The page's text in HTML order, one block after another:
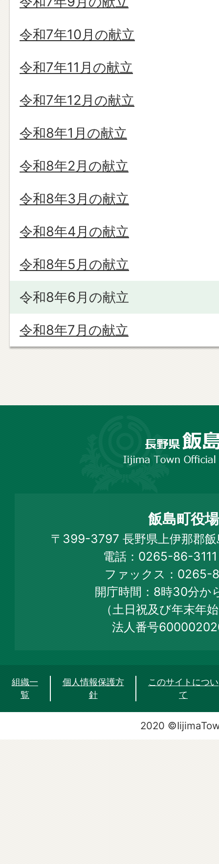
令和7年10月の献立
令和7年11月の献立
令和7年12月の献立
令和8年1月の献立
令和8年2月の献立
令和8年3月の献立
令和8年4月の献立
令和8年5月の献立
令和8年6月の献立
令和8年7月の献立
Town
Official
Site
飯島町役場
〒399-3797 長野県上伊那郡
電話：0265-86-
ファックス：0265-
開庁時間：8時30分か
（土日祝及び年末年
法人番号
組織一
覧
個人情報保護方
針
このサイトについ
て
2020